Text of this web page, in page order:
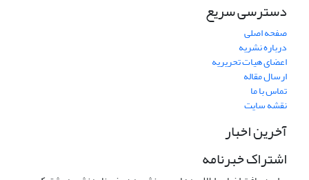
دسترسی سریع
صفحه اصلی
درباره نشریه
اعضای هیات تحریریه
ارسال مقاله
تماس با ما
نقشه سایت
آخرین اخبار
اشتراک خبرنامه